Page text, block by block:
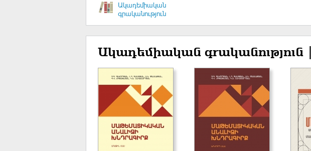
Ակադեմիական
գրականություն
Ակադեմիական գրականություն |